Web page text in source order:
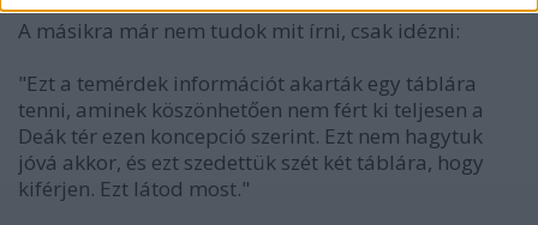
A másikra már nem tudok mit írni, csak idézni:
"Ezt a temérdek információt akarták egy táblára
tenni, aminek köszönhetően nem fért ki teljesen a
Deák tér ezen koncepció szerint. Ezt nem hagytuk
jóvá akkor, és ezt szedettük szét két táblára, hogy
kiférjen. Ezt látod most."